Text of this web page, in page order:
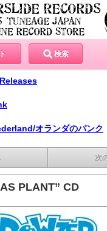
検索
オランダのパンク
次
PLANT” CD